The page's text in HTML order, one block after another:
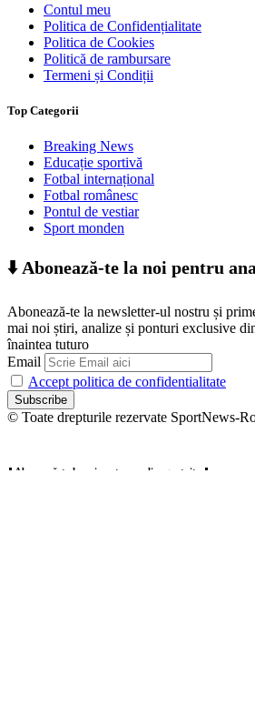
Contul meu
Politica de Confidențialitate
Politica de Cookies
Politică de rambursare
Termeni și Condiții
Top Categorii
Breaking News
Educație sportivă
Fotbal internațional
Fotbal românesc
Pontul de vestiar
Sport monden
⬇️ Abonează-te la noi pentru
Abonează-te la newsletter-ul nostru și
mai noi știri, analize și ponturi exclusive
înaintea tuturo
Email
Accept politica de confidentialitate
© Toate drepturile rezervate SportNews-
⬇️ Abonează-te la noi pentru analize gratuite ⬇️